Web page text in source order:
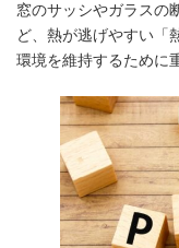
風が通る空間
窓のサッシやガラスの
ど、熱が逃げやすい「
環境を維持するために